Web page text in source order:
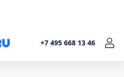
+7 495 668 13 46